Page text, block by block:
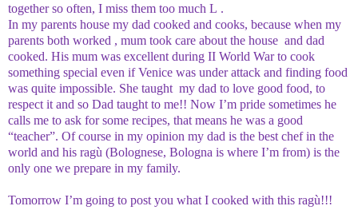
together so often, I miss them too much L .
In my parents house my dad cooked and cooks, because when my
parents both worked , mum took care about the house and dad
cooked. His mum was excellent during II World War to cook
something special even if Venice was under attack and finding food
was quite impossible. She taught my dad to love good food, to
respect it and so Dad taught to me!! Now I’m pride sometimes he
calls me to ask for some recipes, that means he was a good
“teacher”. Of course in my opinion my dad is the best chef in the
world and his ragù (Bolognese, Bologna is where I’m from) is the
only one we prepare in my family.
Tomorrow I’m going to post you what I cooked with this ragù!!!